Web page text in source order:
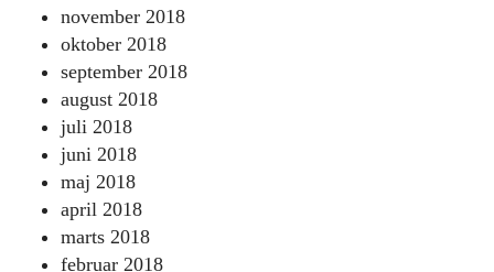
november 2018
oktober 2018
september 2018
august 2018
juli 2018
juni 2018
maj 2018
april 2018
marts 2018
februar 2018